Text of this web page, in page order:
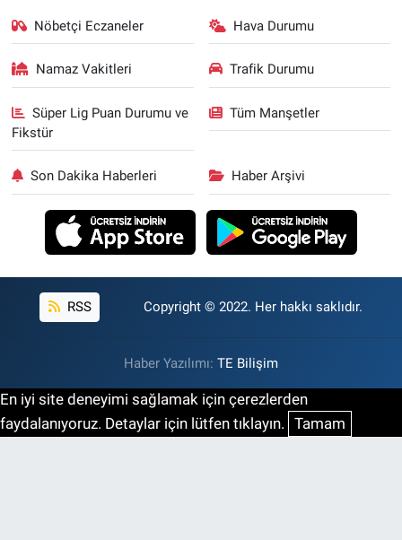
Nöbetçi Eczaneler Hava Durumu
Namaz Vakitleri Trafik Durumu
Süper Lig Puan Durumu ve
Fikstür
Tüm Manşetler
Son Dakika Haberleri Haber Arşivi
RSS Copyright © 2022. Her hakkı saklıdır.
Haber Yazılımı: TE Bilişim
En iyi site deneyimi sağlamak için çerezlerden
faydalanıyoruz. Detaylar için lütfen tıklayın. Tamam